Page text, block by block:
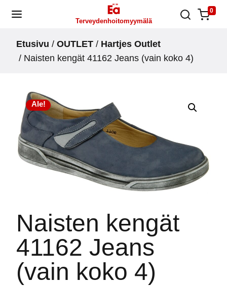
Skip
Terveydenhoitomyymälä
0
Etusivu / OUTLET / Hartjes Outlet
/ Naisten kengät 41162 Jeans (vain koko 4)
Ale!
Naisten kengät
41162 Jeans
(vain koko 4)